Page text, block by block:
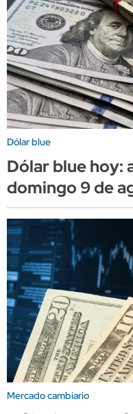
Dólar blue
Dólar blue hoy:
domingo 9 de
Mercado cambiario